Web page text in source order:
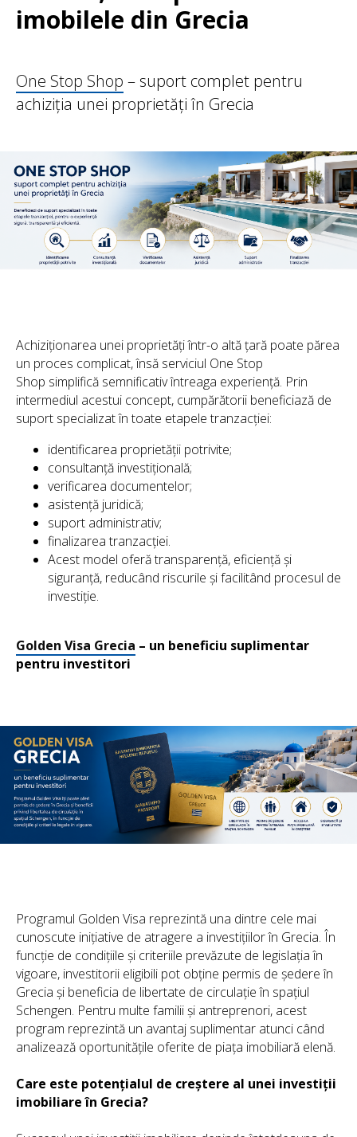
imobilele din Grecia
One Stop Shop – suport complet pentru
achiziția unei proprietăți în Grecia
Achiziționarea unei proprietăți într-o altă țară poate părea
un proces complicat, însă serviciul One Stop
Shop simplifică semnificativ întreaga experiență. Prin
intermediul acestui concept, cumpărătorii beneficiază de
suport specializat în toate etapele tranzacției:
identificarea proprietății potrivite;
consultanță investițională;
verificarea documentelor;
asistență juridică;
suport administrativ;
finalizarea tranzacției.
Acest model oferă transparență, eficiență și
siguranță, reducând riscurile și facilitând procesul de
investiție.
Golden Visa Grecia – un beneficiu suplimentar
pentru investitori
Programul Golden Visa reprezintă una dintre cele mai
cunoscute inițiative de atragere a investițiilor în Grecia. În
funcție de condițiile și criteriile prevăzute de legislația în
vigoare, investitorii eligibili pot obține permis de ședere în
Grecia și beneficia de libertate de circulație în spațiul
Schengen. Pentru multe familii și antreprenori, acest
program reprezintă un avantaj suplimentar atunci când
analizează oportunitățile oferite de piața imobiliară elenă.
Care este potențialul de creștere al unei investiții
imobiliare în Grecia?